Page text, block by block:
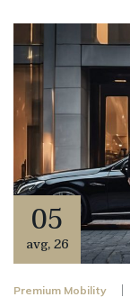
05
avg,26
Premium Mobility